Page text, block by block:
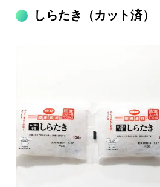
しらたき（カット済）